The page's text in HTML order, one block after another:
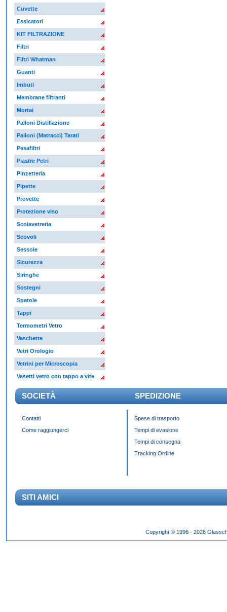
Cuvette
Essicatori
KIT FILTRAZIONE
Filtri
Filtri Whatman
Guanti
Imbuti
Membrane filtranti
Mortai
Palloni Distillazione
Palloni (Matracci) Tarati
Pesafiltri
Piastre Petri
Pinzetteria
Pipette
Provette
Protezione viso
Scolavetreria
Scovoli
Sessole
Sicurezza
Siringhe
Sostegni
Spatole
Tappi
Termometri Vetro
Vaschette
Vetri Orologio
Vetrini per Microscopia
Vasetti vetro con tappo a vite
SOCIETÀ SPEDIZIONE
Contatti
Come raggiungerci
Spese di trasporto
Tempi di evasione
Tempi di consegna
Tracking Ordine
SITI AMICI
dessen klassisches Erscheinungsbild über
Copyright © 1996 - 2026